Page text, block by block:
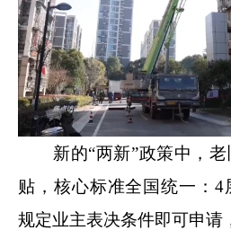
新的“两新”政策中，老
贴，核心标准全国统一：4
规定业主表决条件即可申请